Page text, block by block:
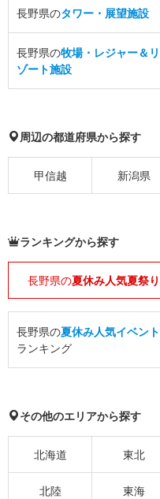
長野県のタワー・展望施設
長野県の牧場・レジャー＆リ
ゾート施設
周辺の都道府県から探す
甲信越 新潟県
ランキングから探す
長野県の夏休み人気夏祭り
長野県の夏休み人気イベント
ランキング
その他のエリアから探す
北海道 東北
北陸 東海